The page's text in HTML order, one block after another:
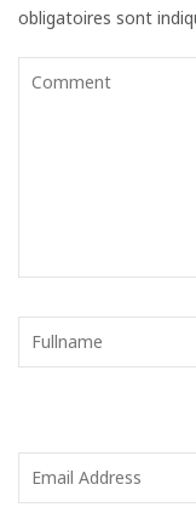
obligatoires sont